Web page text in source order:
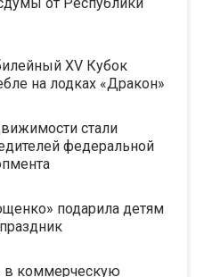
XV Кубок
на лодках «Дракон»
стали
федеральной
подарила детям
в коммерческую